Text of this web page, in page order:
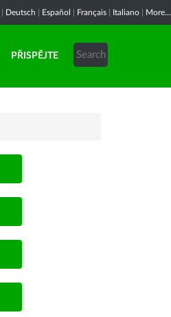
Deutsch Español Français Italiano More...
PŘISPĚJTE